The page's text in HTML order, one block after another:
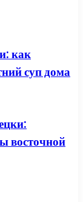
как
суп дома
восточной